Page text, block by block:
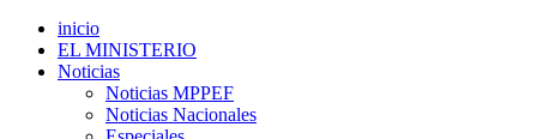
inicio
EL MINISTERIO
Noticias
Noticias MPPEF
Noticias Nacionales